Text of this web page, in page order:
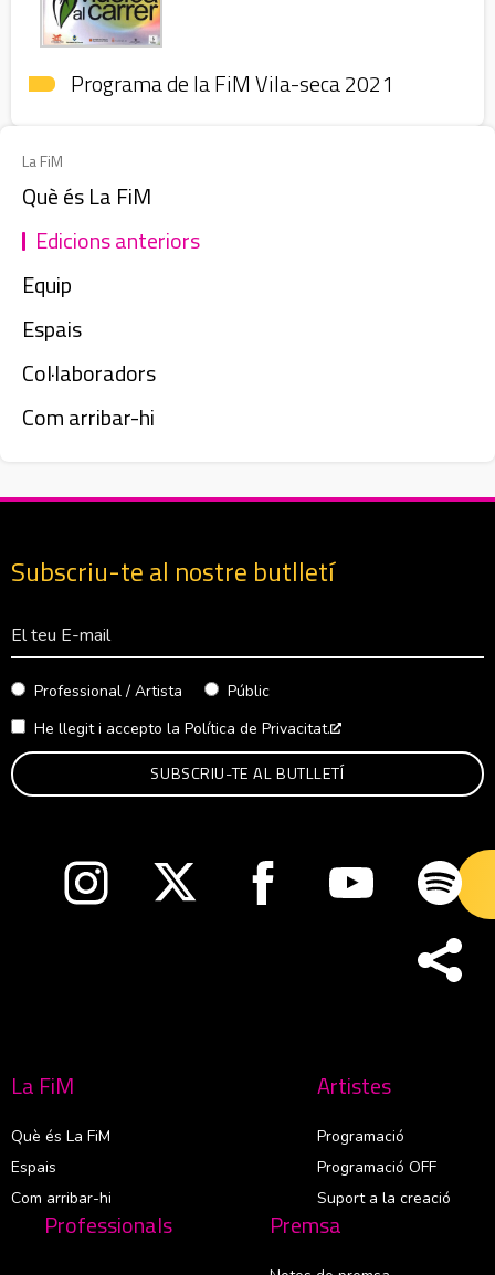
Programa de la FiM Vila-seca 2021
La FiM
Què és La FiM
Edicions anteriors
Equip
Espais
Col·laboradors
Com arribar-hi
Subscriu-te al nostre butlletí
Correu Electrònico
Professional / Artista
Públic
He llegit i accepto la Política de Privacitat.
Abre en nueva ventanaAbre en nueva ventanaAbre en nueva ventana
Abre en nueva
La FiM
Què és La FiM
Espais
Com arribar-hi
Artistes
Programació
Programació OFF
Suport a la creació
Professionals Premsa